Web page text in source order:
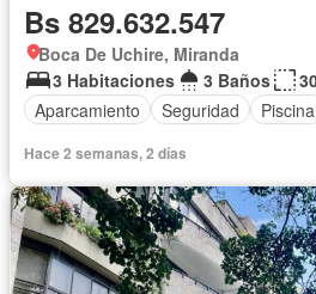
Bs 829.632.547
Boca De Uchire, Miranda
3 Habitaciones
3 Baños
Aparcamiento
Seguridad Piscina
Hace 2 semanas, 2 días